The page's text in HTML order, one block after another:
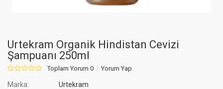
Urtekram Organik Hindistan Cevizi
Şampuanı 250ml
Toplam Yorum 0 Yorum Yap
Marka:
Urtekram